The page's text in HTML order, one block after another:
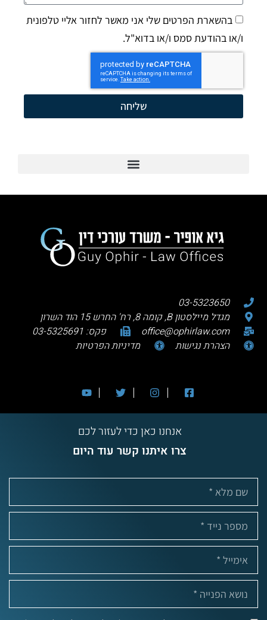
בהשארת הפרטים שלי אני מאשר לחזור אליי טלפונית
ו/או בהודעת סמס ו/או בדוא"ל.
שליחה
03-5323650
מגדל מיילסטון B, קומה 8, רח' החרש 15 הוד השרון
office@ophirlaw.com
פקס: 03-5325691
הצהרת נגישות
מדיניות הפרטיות
אנחנו כאן כדי לעזור לכם
צרו איתנו קשר עוד היום